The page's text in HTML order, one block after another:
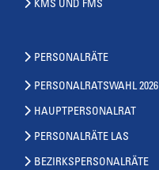
KMS UND FMS
PERSONALRÄTE
PERSONALRATSWAHL 2026
HAUPTPERSONALRAT
PERSONALRÄTE LAS
BEZIRKSPERSONALRÄTE